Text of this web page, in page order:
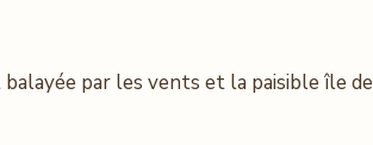
par les vents et la paisible île de